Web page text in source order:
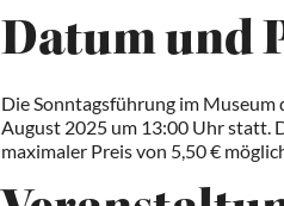
Datum und
Die Sonntagsführung im
August 2025 um 13:00 Uhr statt.
maximaler Preis von 5,50 €